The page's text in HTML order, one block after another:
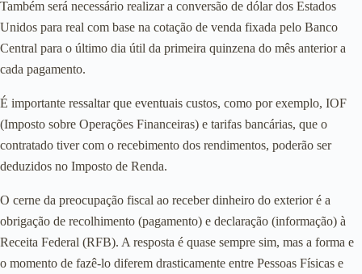
Também será necessário realizar a conversão de dólar dos Estados
Unidos para real com base na cotação de venda fixada pelo Banco
Central para o último dia útil da primeira quinzena do mês anterior a
cada pagamento.
É importante ressaltar que eventuais custos, como por exemplo, IOF
(Imposto sobre Operações Financeiras) e tarifas bancárias, que o
contratado tiver com o recebimento dos rendimentos, poderão ser
deduzidos no Imposto de Renda.
O cerne da preocupação fiscal ao receber dinheiro do exterior é a
obrigação de recolhimento (pagamento) e declaração (informação) à
Receita Federal (RFB). A resposta é quase sempre sim, mas a forma e
o momento de fazê-lo diferem drasticamente entre Pessoas Físicas e